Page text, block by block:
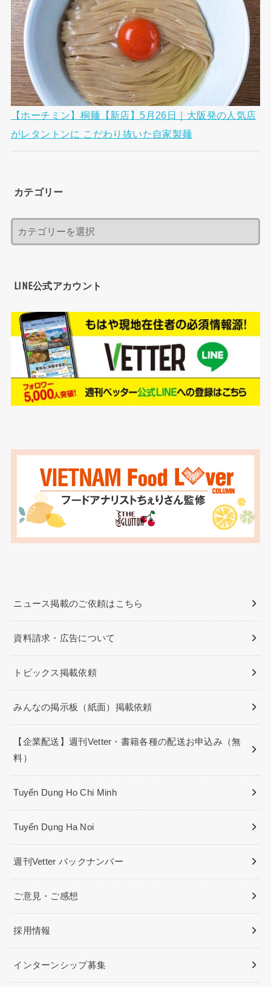
【ホーチミン】桐麺【新店】5月26日｜大阪発の人気店
がレタントンに こだわり抜いた自家製麺
カテゴリー
LINE公式アカウント
ニュース掲載のご依頼はこちら
資料請求・広告について
トピックス掲載依頼
みんなの掲示板（紙面）掲載依頼
【企業配送】週刊Vetter・書籍各種の配送お申込み（無
料）
Tuyển Dụng Ho Chi Minh
Tuyển Dụng Ha Noi
週刊Vetter バックナンバー
ご意見・ご感想
採用情報
インターンシップ募集